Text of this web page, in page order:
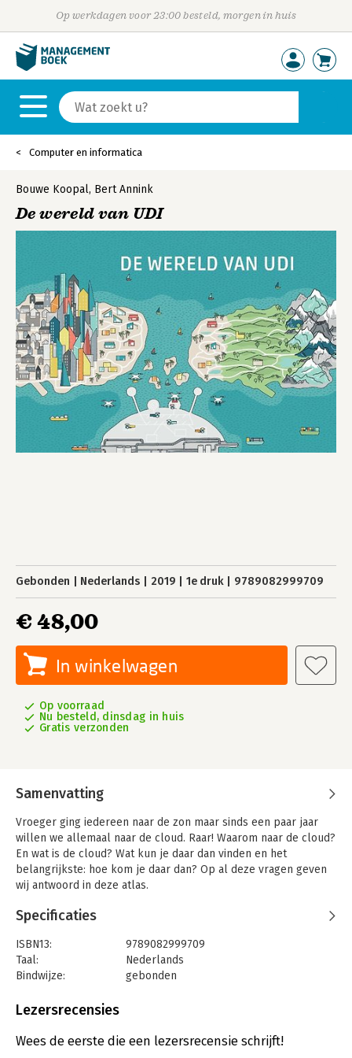
Op werkdagen voor 23:00 besteld, morgen in huis
Computer en informatica
Bouwe Koopal, Bert Annink
De wereld van UDI
Gebonden Nederlands 2019 1e druk 9789082999709
€ 48,00
In winkelwagen
Op voorraad
Nu besteld, dinsdag in huis
Gratis verzonden
Samenvatting
Vroeger ging iedereen naar de zon maar sinds een paar jaar
willen we allemaal naar de cloud. Raar! Waarom naar de cloud?
En wat is de cloud? Wat kun je daar dan vinden en het
belangrijkste: hoe kom je daar dan? Op al deze vragen geven
wij antwoord in deze atlas.
continenten: Use City, Development Island en Integration
In Use City vind je kant-en-klare applicaties. Een bezoek aan
Use City is een tocht langs winkels op zoek naar de meest
geschikte applicaties.
Op een ambachtelijke en soms gevaarlijke manier in de
door Citizen Developers op Citizen Beach.
Specificaties
ISBN13:
9789082999709
Taal:
Nederlands
Bindwijze:
gebonden
Uitgever:
Verschijningsdatum:
23-4-2019
Lezersrecensies
Wees de eerste die een lezersrecensie schrijft!